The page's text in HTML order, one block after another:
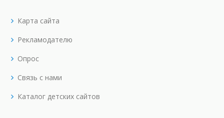
Карта сайта
Рекламодателю
Опрос
Связь с нами
Каталог детских сайтов